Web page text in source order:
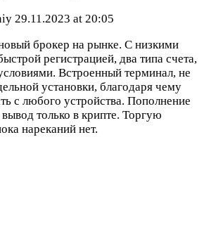
29.11.2023 at 20:05
брокер на рынке. С низкими
регистрацией, два типа счета,
Встроенный терминал, не
установки, благодаря чему
с любого устройства. Пополнение
только в крипте. Торгую
нареканий нет.